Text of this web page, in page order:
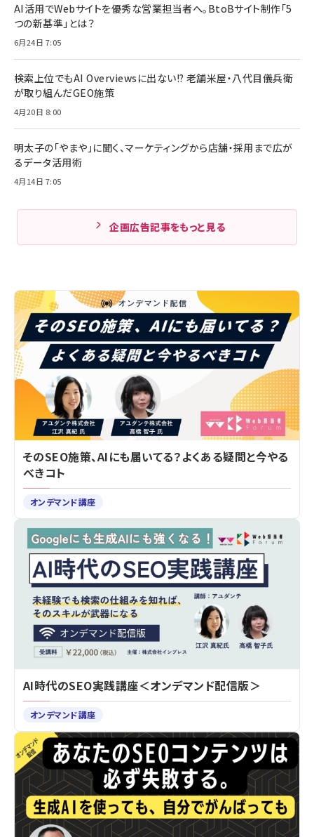
AI活用でWebサイトを優秀な営業担当者へ。BtoBサイト制作「5
つの新基準」とは？
6月24日 7:05
検索上位でもAI Overviewsに出ない!? 老舗米屋・八代目儀兵衛
が取り組んだGEO施策
4月20日 8:00
明太子の「やまや」に聞く、マーケティングから店舗・採用まで広が
るデータ活用術
4月14日 7:05
企画広告記事をもっと見る
そのSEO施策、AIにも届いてる？よくある疑問と今やる
べきコト
オンデマンド講座
AI時代のSEO実践講座＜オンデマンド配信版＞
オンデマンド講座